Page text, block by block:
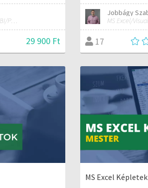
MS Excel/Visual Basic/Power BI/Python adatelemzési szakértő
29 900 Ft
Jobbágy
17
MS Excel